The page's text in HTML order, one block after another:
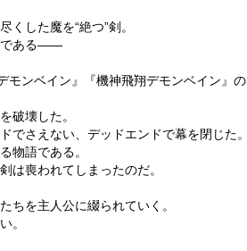
した魔を“絶つ”剣。
である――
モンベイン』『機神飛翔デモンベイン』の
破壊した。
でさえない、デッドエンドで幕を閉じた。
物語である。
は喪われてしまったのだ。
ちを主人公に綴られていく。
。